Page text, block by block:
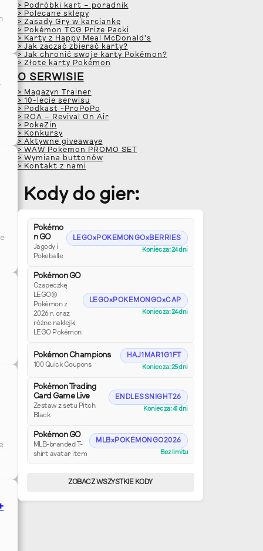
> Podróbki kart – poradnik
> Polecane sklepy
> Zasady Gry w karciankę
> Pokémon TCG Prize Packi
> Karty z Happy Meal McDonald’s
> Jak zacząć zbierać karty?
> Jak chronić swoje karty Pokémon?
> Złote karty Pokémon
O SERWISIE
> Magazyn Trainer
> 10-lecie serwisu
> Podkast ~ProPoPo
> ROA – Revival On Air
> PokeZin
> Konkursy
> Aktywne giveawaye
> WAW Pokemon PROMO SET
> Wymiana buttonów
> Kontakt z nami
Kody do gier:
Pokémo
n GO
Jagody i
Pokeballe
LEGOxPOKEMONGOxBERRIES
Koniec za: 24 dni
Pokémon GO
Czapeczkę
LEGO®
Pokémon z
2026 r. oraz
różne naklejki
LEGO Pokémon
LEGOxPOKEMONGOxCAP
Koniec za: 24 dni
Pokémon Champions
100 Quick Coupons
HAJ1MAR1G1FT
Koniec za: 25 dni
Pokémon Trading
Card Game Live
Zestaw z setu Pitch
Black
ENDLESSNIGHT26
Koniec za: 41 dni
Pokémon GO
MLB-branded T-
shirt avatar item
MLBxPOKEMONGO2026
Bez limitu
ZOBACZ WSZYSTKIE KODY